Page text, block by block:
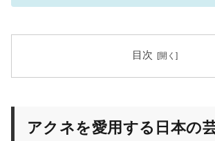
目次
アクネを愛用する日本の